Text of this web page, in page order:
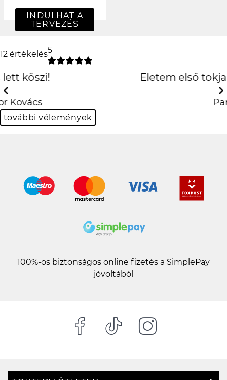
INDULHAT A
TERVEZÉS
12 értékelés5
Életem első tokja, amit igazán
Previous
további vélemények
100%-os biztonságos online fizetés a SimplePay
jóvoltából